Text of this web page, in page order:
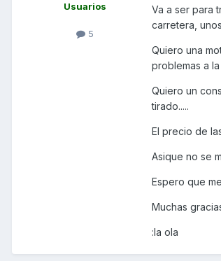
Usuarios
5
Va a ser para
carretera,
Quiero una
problemas a
Quiero un
tirado.....
El precio de
Asique no se
Espero que
Muchas
:la ola